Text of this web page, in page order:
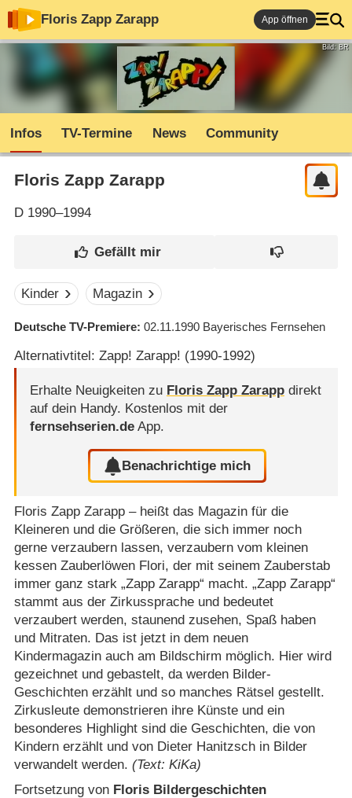
Floris Zapp Zarapp App öffnen
Bild: BR
Infos TV-Termine News Community
Floris Zapp Zarapp
D1990–1994
Kinder Magazin
Deutsche TV-Premiere 02.11.1990 Bayerisches Fernsehen
Alternativtitel: Zapp! Zarapp! (1990-1992)
Erhalte Neuigkeiten zu Floris Zapp Zarappdirekt
auf dein Handy. Kostenlos mit der
fernsehserien.deApp.
Benachrichtige mich
Floris Zapp Zarapp – heißt das Magazin für die
Kleineren und die Größeren, die sich immer noch
gerne verzaubern lassen, verzaubern vom kleinen
kessen Zauberlöwen Flori, der mit seinem Zauberstab
immer ganz stark „Zapp Zarapp“ macht. „Zapp Zarapp“
stammt aus der Zirkussprache und bedeutet
verzaubert werden, staunend zusehen, Spaß haben
und Mitraten. Das ist jetzt in dem neuen
Kindermagazin auch am Bildschirm möglich. Hier wird
gezeichnet und gebastelt, da werden Bilder-
Geschichten erzählt und so manches Rätsel gestellt.
Zirkusleute demonstrieren ihre Künste und ein
besonderes Highlight sind die Geschichten, die von
Kindern erzählt und von Dieter Hanitzsch in Bilder
verwandelt werden. (Text: KiKa)
Fortsetzung von Floris Bildergeschichten